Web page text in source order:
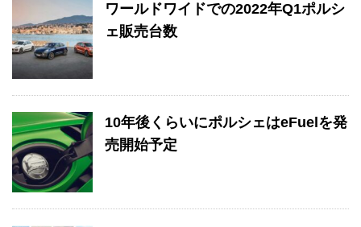
ワールドワイドでの2022年Q1ポルシ
ェ販売台数
10年後くらいにポルシェはeFuelを発
売開始予定